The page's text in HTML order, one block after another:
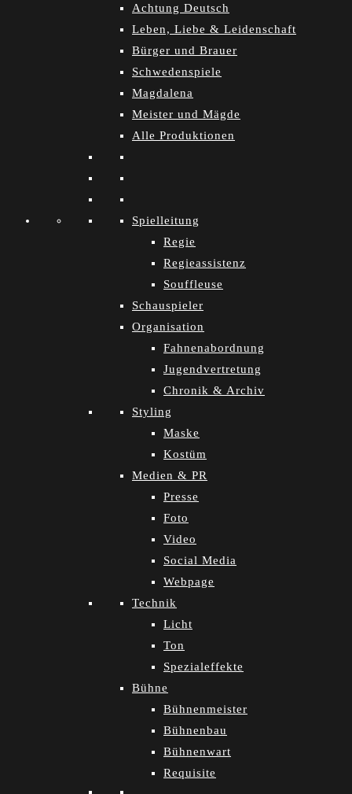
Achtung Deutsch
Leben, Liebe & Leidenschaft
Bürger und Brauer
Schwedenspiele
Magdalena
Meister und Mägde
Alle Produktionen
Spielleitung
Regie
Regieassistenz
Souffleuse
Schauspieler
Organisation
Fahnenabordnung
Jugendvertretung
Chronik & Archiv
Styling
Maske
Kostüm
Medien & PR
Presse
Foto
Video
Social Media
Webpage
Technik
Licht
Ton
Spezialeffekte
Bühne
Bühnenmeister
Bühnenbau
Bühnenwart
Requisite